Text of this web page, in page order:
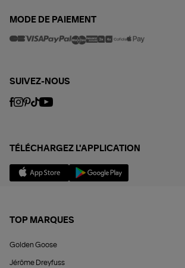
MODE DE PAIEMENT
SUIVEZ-NOUS
TÉLÉCHARGEZ L'APPLICATION
TOP MARQUES
Golden Goose
Jérôme Dreyfuss